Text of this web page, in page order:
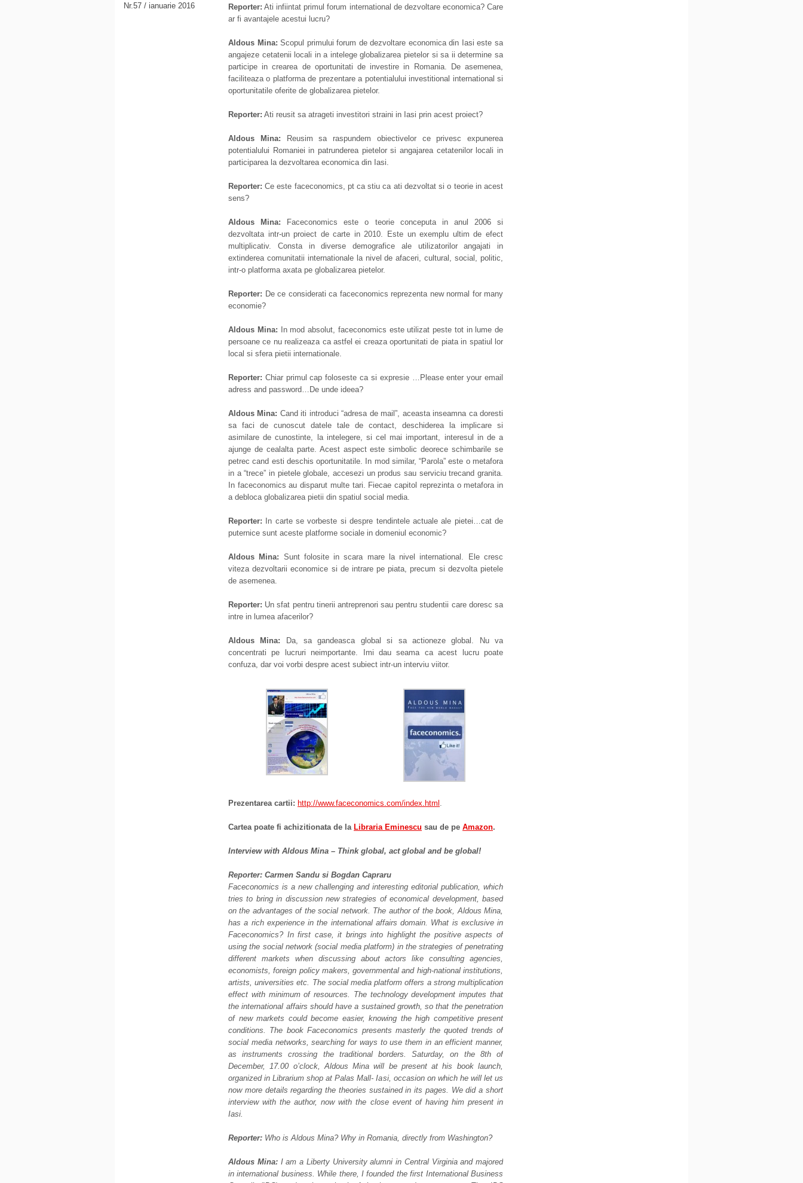
Reporter: Ati infiintat primul forum international de dezvoltare economica? Care
ar fi avantajele acestui lucru?
Aldous Mina: Scopul primului forum de dezvoltare economica din Iasi este sa
angajeze cetatenii locali in a intelege globalizarea pietelor si sa ii determine sa
participe in crearea de oportunitati de investire in Romania. De asemenea,
faciliteaza o platforma de prezentare a potentialului investitional international si
oportunitatile oferite de globalizarea pietelor.
Reporter: Ati reusit sa atrageti investitori straini in Iasi prin acest proiect?
Aldous Mina: Reusim sa raspundem obiectivelor ce privesc expunerea
potentialului Romaniei in patrunderea pietelor si angajarea cetatenilor locali in
participarea la dezvoltarea economica din Iasi.
Reporter: Ce este faceconomics, pt ca stiu ca ati dezvoltat si o teorie in acest
sens?
Aldous Mina: Faceconomics este o teorie conceputa in anul 2006 si
dezvoltata intr-un proiect de carte in 2010. Este un exemplu ultim de efect
multiplicativ. Consta in diverse demografice ale utilizatorilor angajati in
extinderea comunitatii internationale la nivel de afaceri, cultural, social, politic,
intr-o platforma axata pe globalizarea pietelor.
Reporter: De ce considerati ca faceconomics reprezenta new normal for many
economie?
Aldous Mina: In mod absolut, faceconomics este utilizat peste tot in lume de
persoane ce nu realizeaza ca astfel ei creaza oportunitati de piata in spatiul lor
local si sfera pietii internationale.
Reporter: Chiar primul cap foloseste ca si expresie …Please enter your email
adress and password…De unde ideea?
Aldous Mina: Cand iti introduci “adresa de mail”, aceasta inseamna ca doresti
sa faci de cunoscut datele tale de contact, deschiderea la implicare si
asimilare de cunostinte, la intelegere, si cel mai important, interesul in de a
ajunge de cealalta parte. Acest aspect este simbolic deorece schimbarile se
petrec cand esti deschis oportunitatile. In mod similar, “Parola” este o metafora
in a “trece” in pietele globale, accesezi un produs sau serviciu trecand granita.
In faceconomics au disparut multe tari. Fiecae capitol reprezinta o metafora in
a debloca globalizarea pietii din spatiul social media.
Reporter: In carte se vorbeste si despre tendintele actuale ale pietei…cat de
puternice sunt aceste platforme sociale in domeniul economic?
Aldous Mina: Sunt folosite in scara mare la nivel international. Ele cresc
viteza dezvoltarii economice si de intrare pe piata, precum si dezvolta pietele
de asemenea.
Reporter: Un sfat pentru tinerii antreprenori sau pentru studentii care doresc sa
intre in lumea afacerilor?
Aldous Mina: Da, sa gandeasca global si sa actioneze global. Nu va
concentrati pe lucruri neimportante. Imi dau seama ca acest lucru poate
confuza, dar voi vorbi despre acest subiect intr-un interviu viitor.
Prezentarea cartii: http://www.faceconomics.com/index.html .
Cartea poate fi achizitionata de la Libraria Eminescu sau de pe Amazon.
Interview with Aldous Mina – Think global, act global and be global!
Reporter: Carmen Sandu si Bogdan Capraru
Faceconomics is a new challenging and interesting editorial publication, which
tries to bring in discussion new strategies of economical development, based
on the advantages of the social network. The author of the book, Aldous Mina,
has a rich experience in the international affairs domain. What is exclusive in
Faceconomics? In first case, it brings into highlight the positive aspects of
using the social network (social media platform) in the strategies of penetrating
different markets when discussing about actors like consulting agencies,
economists, foreign policy makers, governmental and high-national institutions,
artists, universities etc. The social media platform offers a strong multiplication
effect with minimum of resources. The technology development imputes that
the international affairs should have a sustained growth, so that the penetration
of new markets could become easier, knowing the high competitive present
conditions. The book Faceconomics presents masterly the quoted trends of
social media networks, searching for ways to use them in an efficient manner,
as instruments crossing the traditional borders. Saturday, on the 8th of
December, 17.00 o’clock, Aldous Mina will be present at his book launch,
organized in Librarium shop at Palas Mall- Iasi, occasion on which he will let us
now more details regarding the theories sustained in its pages. We did a short
interview with the author, now with the close event of having him present in
Iasi.
Reporter: Who is Aldous Mina? Why in Romania, directly from Washington?
Aldous Mina: I am a Liberty University alumni in Central Virginia and majored
in international business. While there, I founded the first International Business
Nr.57 / ianuarie 2016